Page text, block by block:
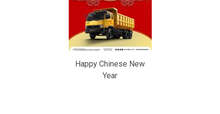
Happy Chinese New
Year